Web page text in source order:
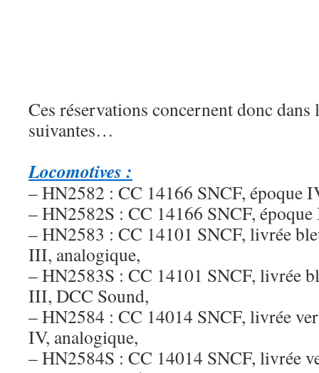
Ces réservations concernent donc dans
suivantes…
Locomotives :
– HN2582 : CC 14166 SNCF, époque
– HN2582S : CC 14166 SNCF,
– HN2583 : CC 14101 SNCF, livrée
III, analogique,
– HN2583S : CC 14101 SNCF, livrée
III, DCC Sound,
– HN2584 : CC 14014 SNCF, livrée
IV, analogique,
– HN2584S : CC 14014 SNCF, livrée